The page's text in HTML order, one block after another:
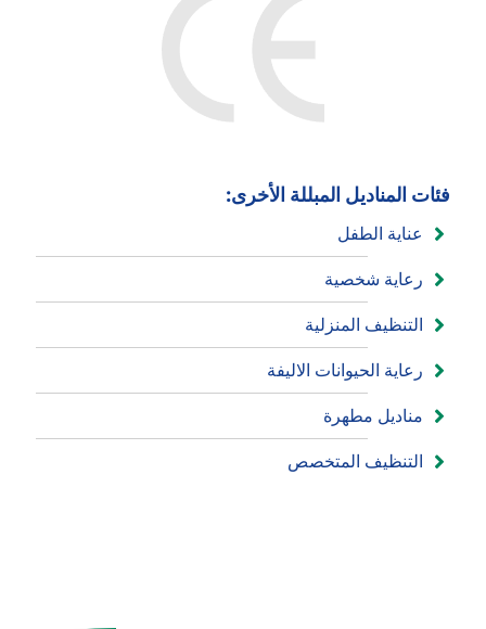
فئات المناديل المبللة الأخرى:
عناية الطفل
رعاية شخصية
التنظيف المنزلية
رعاية الحيوانات الاليفة
مناديل مطهرة
التنظيف المتخصص